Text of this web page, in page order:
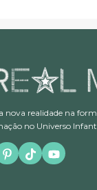
nova realidade na
no Universo